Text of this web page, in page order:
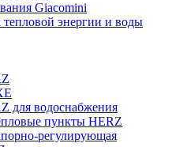
Giacomini
энергии и воды
для водоснабжения
пункты HERZ
регулирующая